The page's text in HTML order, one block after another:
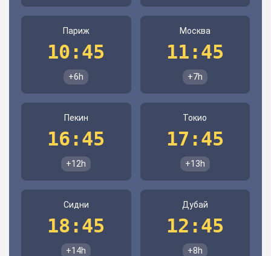
Париж
10:45
+6h
Москва
11:45
+7h
Пекин
16:45
+12h
Токио
17:45
+13h
Сидни
18:45
+14h
Дубай
12:45
+8h